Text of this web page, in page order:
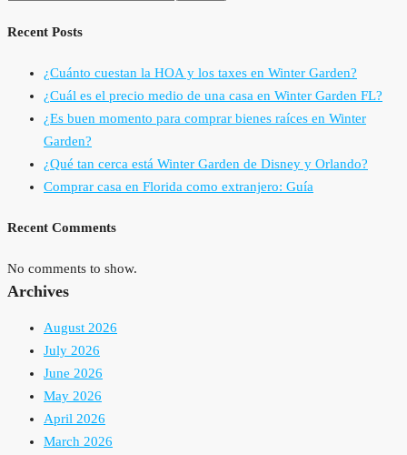
Recent Posts
¿Cuánto cuestan la HOA y los taxes en Winter Garden?
¿Cuál es el precio medio de una casa en Winter Garden FL?
¿Es buen momento para comprar bienes raíces en Winter
Garden?
¿Qué tan cerca está Winter Garden de Disney y Orlando?
Comprar casa en Florida como extranjero: Guía
Recent Comments
No comments to show.
Archives
August 2026
July 2026
June 2026
May 2026
April 2026
March 2026